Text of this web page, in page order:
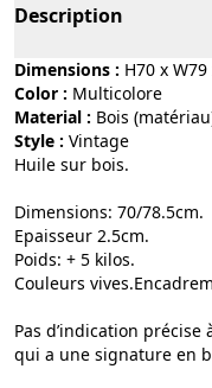
Description
Dimensions : H70 x W79
Color :
multicolore
Material :
bois
Style :
vintage
Huile sur bois.
Dimensions: 70/78.5cm.
Epaisseur 2.5cm.
Poids: + 5 kilos.
Couleurs
Pas d’indication
qui a une signature en